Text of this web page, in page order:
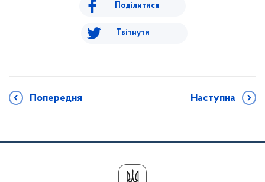
Поділитися
Твітнути
Попередня Наступна